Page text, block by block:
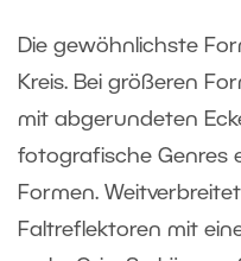
Die gewöhnlichste
Kreis. Bei größeren
mit abgerundeten
fotografische Genres
Formen.
Faltreflektoren mit